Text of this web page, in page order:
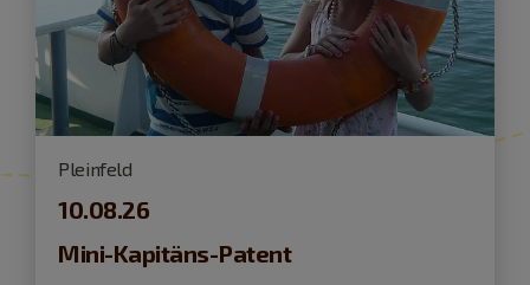
Pleinfeld
10.08.26
Mini-Kapitäns-Patent